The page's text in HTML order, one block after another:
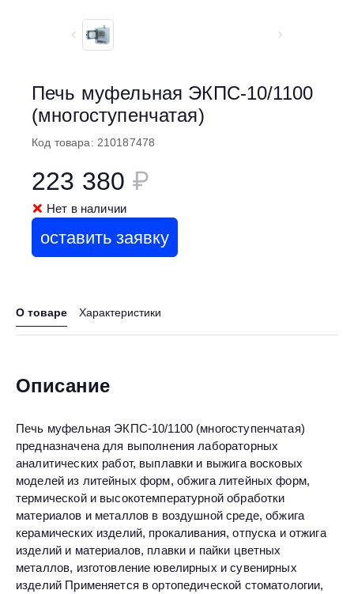
Печь муфельная ЭКПС-10/1100
(многоступенчатая)
Код товара: 210187478
223 380 ₽
Нет в наличии
оставить заявку
О товаре Характеристики
Описание
Печь муфельная ЭКПС-10/1100 (многоступенчатая)
предназначена для выполнения лабораторных
аналитических работ, выплавки и выжига восковых
моделей из литейных форм, обжига литейных форм,
термической и высокотемпературной обработки
материалов и металлов в воздушной среде, обжига
керамических изделий, прокаливания, отпуска и отжига
изделий и материалов, плавки и пайки цветных
металлов, изготовление ювелирных и сувенирных
изделий Применяется в ортопедической стоматологии,